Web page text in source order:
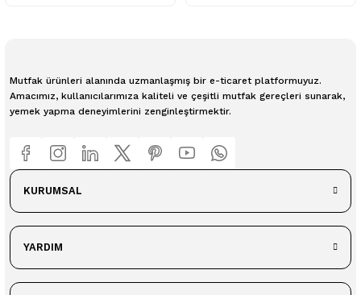
Mutfak ürünleri alanında uzmanlaşmış bir e-ticaret platformuyuz.
Amacımız, kullanıcılarımıza kaliteli ve çeşitli mutfak gereçleri sunarak,
yemek yapma deneyimlerini zenginleştirmektir.
KURUMSAL
YARDIM